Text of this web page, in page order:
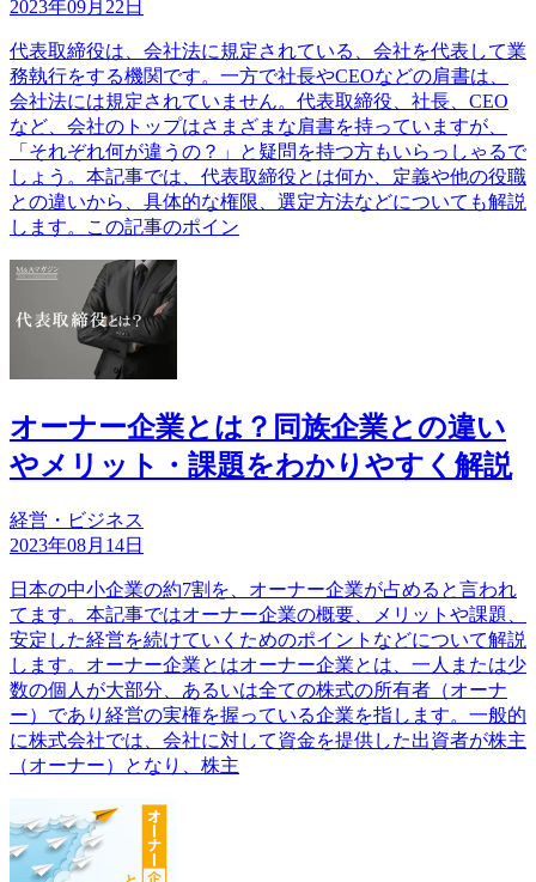
2023年09月22日
代表取締役は、会社法に規定されている、会社を代表して業
務執行をする機関です。一方で社長やCEOなどの肩書は、
会社法には規定されていません。代表取締役、社長、CEO
など、会社のトップはさまざまな肩書を持っていますが、
「それぞれ何が違うの？」と疑問を持つ方もいらっしゃるで
しょう。本記事では、代表取締役とは何か、定義や他の役職
との違いから、具体的な権限、選定方法などについても解説
します。この記事のポイン
オーナー企業とは？同族企業との違い
やメリット・課題をわかりやすく解説
経営・ビジネス
2023年08月14日
日本の中小企業の約7割を、オーナー企業が占めると言われ
てます。本記事ではオーナー企業の概要、メリットや課題、
安定した経営を続けていくためのポイントなどについて解説
します。オーナー企業とはオーナー企業とは、一人または少
数の個人が大部分、あるいは全ての株式の所有者（オーナ
ー）であり経営の実権を握っている企業を指します。一般的
に株式会社では、会社に対して資金を提供した出資者が株主
（オーナー）となり、株主